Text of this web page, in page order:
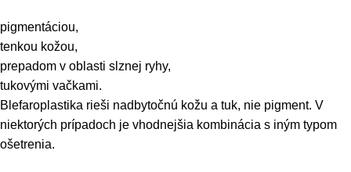
pigmentáciou,
tenkou kožou,
prepadom v oblasti slznej ryhy,
tukovými vačkami.
Blefaroplastika rieši nadbytočnú kožu a tuk, nie pigment. V
niektorých prípadoch je vhodnejšia kombinácia s iným typom
ošetrenia.